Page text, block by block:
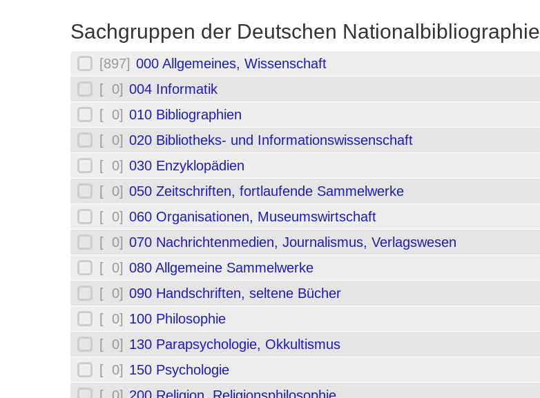
Sachgruppen der Deutschen Nationalbibliographie
[897] 000 Allgemeines, Wissenschaft
[ 0] 004 Informatik
[ 0] 010 Bibliographien
[ 0] 020 Bibliotheks- und Informationswissenschaft
[ 0] 030 Enzyklopädien
[ 0] 050 Zeitschriften, fortlaufende Sammelwerke
[ 0] 060 Organisationen, Museumswirtschaft
[ 0] 070 Nachrichtenmedien, Journalismus, Verlagswesen
[ 0] 080 Allgemeine Sammelwerke
[ 0] 090 Handschriften, seltene Bücher
[ 0] 100 Philosophie
[ 0] 130 Parapsychologie, Okkultismus
[ 0] 150 Psychologie